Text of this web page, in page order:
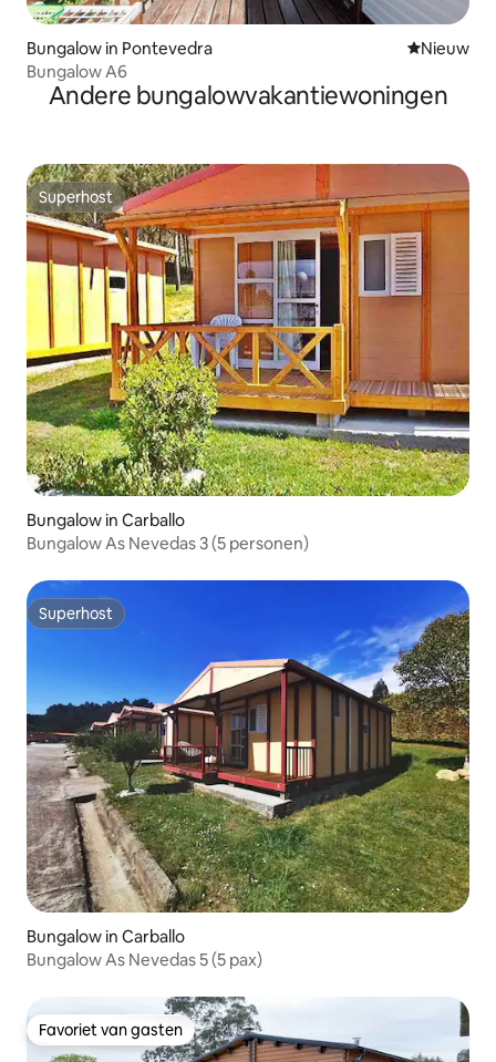
Bungalow in Pontevedra Nieuwe
Nieuw
Bungalow A6
Andere bungalowvakantiewoningen
Superhost
Superhost
Bungalow in Carballo
Bungalow As Nevedas 3 (5 personen)
Superhost
Superhost
Bungalow in Carballo
Bungalow As Nevedas 5 (5 pax)
Favoriet van gasten
Favoriet van gasten